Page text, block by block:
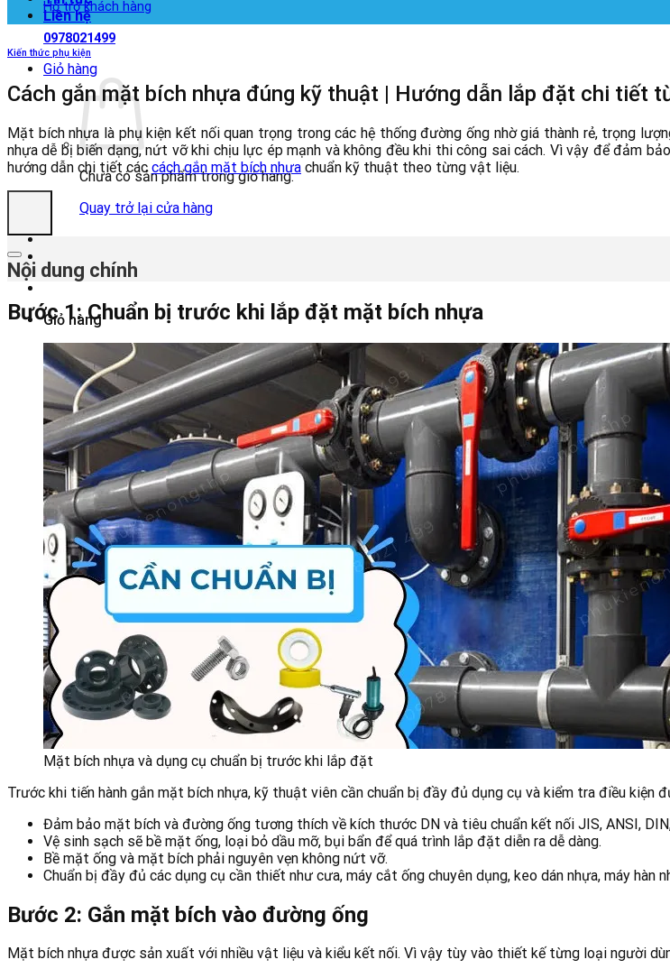
Hỗ trợ khách hàng
0978021499
Giỏ hàng
Chưa có sản phẩm trong giỏ hàng.
Quay trở lại cửa hàng
Giỏ hàng
Liên hệ
Kiến thức phụ kiện
Cách gắn mặt bích nhựa đúng kỹ thuật | Hướng dẫn lắp đặt chi tiết
Mặt bích nhựa là phụ kiện kết nối quan trọng trong các hệ thống đường ống nhờ giá thành rẻ, trọng
nhựa dễ bị biến dạng, nứt vỡ khi chịu lực ép mạnh và không đều khi thi công sai cách. Vì vậy để đảm
hướng dẫn chi tiết cáccách gắn mặt bích nhựa chuẩn kỹ thuật theo từng vật liệu.
Nội dung chính
Bước 1: Chuẩn bị trước khi lắp đặt mặt bích nhựa
Mặt bích nhựa và dụng cụ chuẩn bị trước khi lắp đặt
Trước khi tiến hành gắn mặt bích nhựa, kỹ thuật viên cần chuẩn bị đầy đủ dụng cụ và kiểm tra điều kiện
Đảm bảo mặt bích và đường ống tương thích về kích thước DN và tiêu chuẩn kết nối JIS, ANSI,
Vệ sinh sạch sẽ bề mặt ống, loại bỏ dầu mỡ, bụi bẩn để quá trình lắp đặt diễn ra dễ dàng.
Bề mặt ống và mặt bích phải nguyên vẹn không nứt vỡ.
Chuẩn bị đầy đủ các dụng cụ cần thiết như cưa, máy cắt ống chuyên dụng, keo dán nhựa, máy hàn
Bước 2: Gắn mặt bích vào đường ống
Mặt bích nhựa được sản xuất với nhiều vật liệu và kiểu kết nối. Vì vậy tùy vào thiết kế từng loại người